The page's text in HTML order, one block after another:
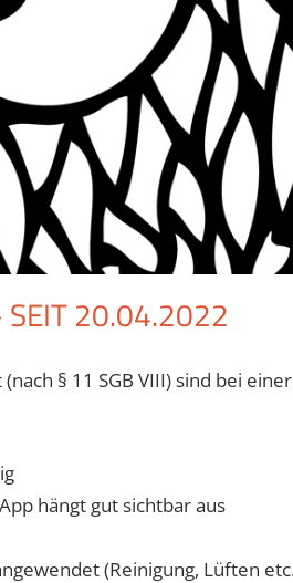
SEIT 20.04.2022
§ 11 SGB VIII) sind bei einer
hängt gut sichtbar aus
(Reinigung, Lüften